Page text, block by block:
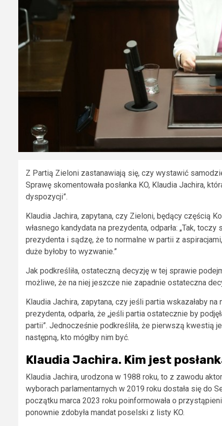
Z Partią Zieloni zastanawiają się, czy wystawić
Sprawę skomentowała posłanka KO, Klaudia Jachira,
dyspozycji”.
Klaudia Jachira, zapytana, czy Zieloni, będący częścią
własnego kandydata na prezydenta, odparła: „Tak,
prezydenta i sądzę, że to normalne w partii z
duże byłoby to wyzwanie.”
Jak podkreśliła, ostateczną decyzję w tej sprawie
możliwe, że na niej jeszcze nie zapadnie ostateczna
Klaudia Jachira, zapytana, czy jeśli partia wskazałaby
prezydenta, odparła, że „jeśli partia ostatecznie by
partii”. Jednocześnie podkreśliła, że pierwszą kwestią
następną, kto mógłby nim być.
Klaudia Jachira. Kim jest
Klaudia Jachira, urodzona w 1988 roku, to z zawodu
wyborach parlamentarnych w 2019 roku dostała się do
początku marca 2023 roku poinformowała o
ponownie zdobyła mandat poselski z listy KO.